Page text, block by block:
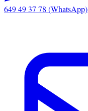
649 49 37 78 (WhatsApp)